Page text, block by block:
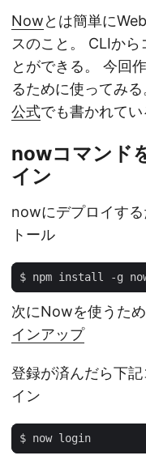
Nowとは簡単に
スのこと。 CLIか
とができる。 今回
るために使ってみ
公式でも書かれてい
nowコマンド
イン
nowにデプロイする
トール
次にNowを使うた
インアップ
登録が済んだら下
イン